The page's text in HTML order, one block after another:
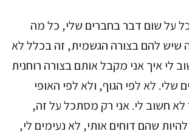
על שום דבר בחברים שלי, כל מה
שיש להם בצורה הגשמית, זה בכלל לא
לי איך אני מקבל אותם בצורה רוחנית
שלי. לא לפי הגוף, ולא לפי האופי
חשוב לי. אני רק מסתכל על זה,
שהם דוחים אותי, לא נעימים לי,